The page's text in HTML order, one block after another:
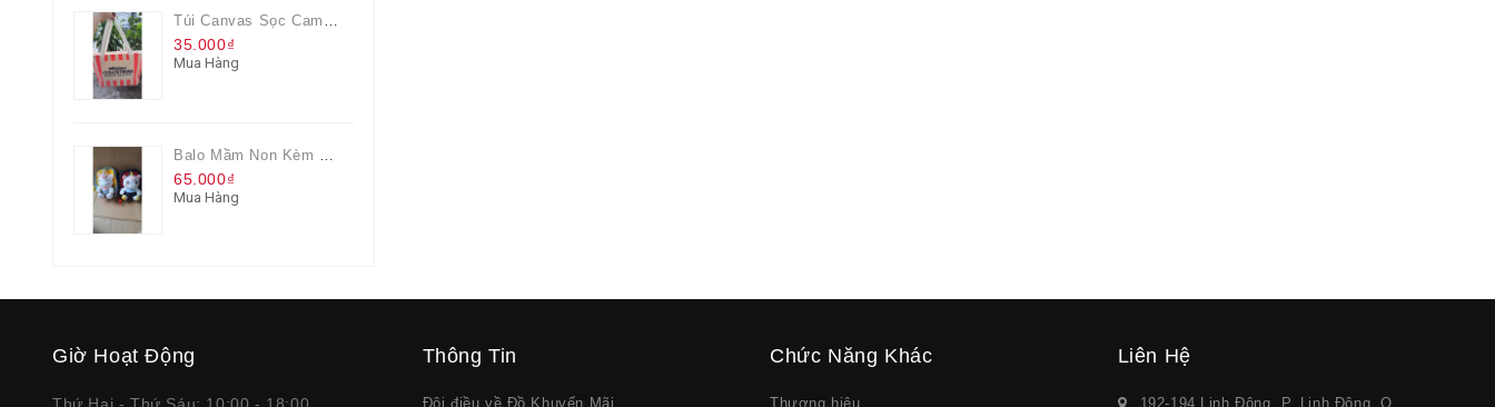
Túi Canvas Sọc Cam Có Dây Kéo
35.000₫
Mua Hàng
Balo Mầm Non Kèm Thú Bông Cho Bé
65.000₫
Mua Hàng
Giờ Hoạt Động Thông Tin
Đôi điều về Đồ Khuyến Mãi
Chức Năng Khác
Thương hiệu
Liên Hệ
192-194 Linh Đông, P. Linh Đông, Q.